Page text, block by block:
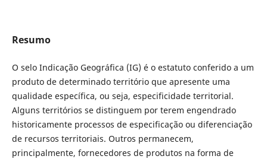
Resumo
O selo Indicação Geográfica (IG) é o estatuto conferido a um
produto de determinado território que apresente uma
qualidade específica, ou seja, especificidade territorial.
Alguns territórios se distinguem por terem engendrado
historicamente processos de especificação ou diferenciação
de recursos territoriais. Outros permanecem,
principalmente, fornecedores de produtos na forma de